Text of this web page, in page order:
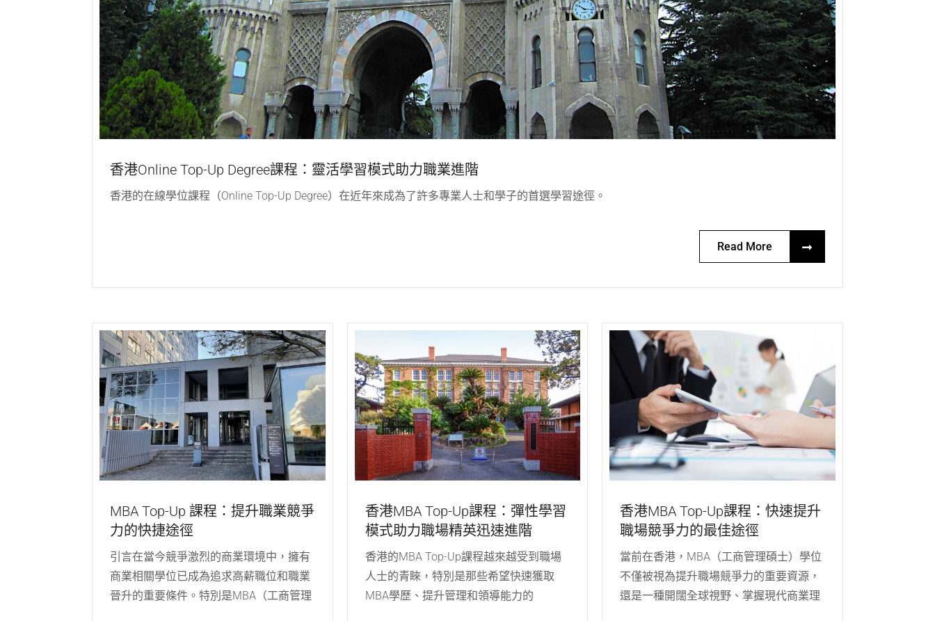
香港Online Top-Up Degree課程：靈活學習模式助力職業進階
香港的在線學位課程（Online Top-Up Degree）在近年來成為了許多專業人士和學子的首選學習途徑。
Read More
MBA Top-Up 課程：提升職業競爭
力的快捷途徑
引言在當今競爭激烈的商業環境中，擁有
商業相關學位已成為追求高薪職位和職業
晉升的重要條件。特別是MBA（工商管理
香港MBA Top-Up課程：彈性學習
模式助力職場精英迅速進階
香港的MBA Top-Up課程越來越受到職場
人士的青睞，特別是那些希望快速獲取
MBA學歷、提升管理和領導能力的
香港MBA Top-Up課程：快速提升
職場競爭力的最佳途徑
當前在香港，MBA（工商管理碩士）學位
不僅被視為提升職場競爭力的重要資源，
還是一種開闊全球視野、掌握現代商業理